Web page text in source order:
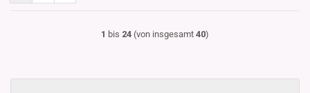
1 bis 24 (von insgesamt 40)